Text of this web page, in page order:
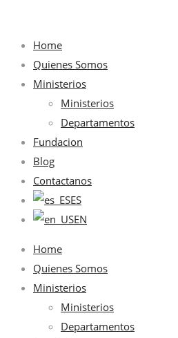
Home
Quienes Somos
Ministerios
Ministerios
Departamentos
Fundacion
Blog
Contactanos
ES
EN
Home
Quienes Somos
Ministerios
Ministerios
Departamentos